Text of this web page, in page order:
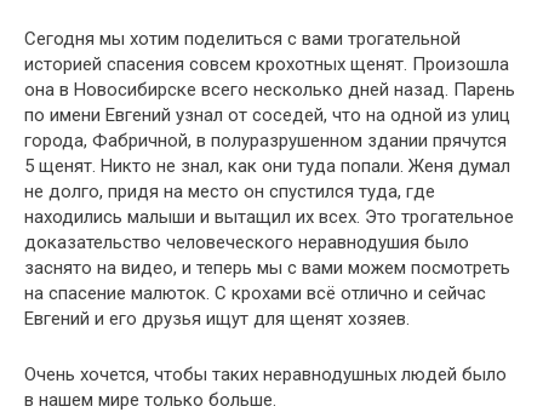
Сегодня мы хотим поделиться с вами трогательной
историей спасения совсем крохотных щенят. Произошла
она в Новосибирске всего несколько дней назад. Парень
по имени Евгений узнал от соседей, что на одной из улиц
города, Фабричной, в полуразрушенном здании прячутся
5 щенят. Никто не знал, как они туда попали. Женя думал
не долго, придя на место он спустился туда, где
находились малыши и вытащил их всех. Это трогательное
доказательство человеческого неравнодушия было
заснято на видео, и теперь мы с вами можем посмотреть
на спасение малюток. С крохами всё отлично и сейчас
Евгений и его друзья ищут для щенят хозяев.
Очень хочется, чтобы таких неравнодушных людей было
в нашем мире только больше.